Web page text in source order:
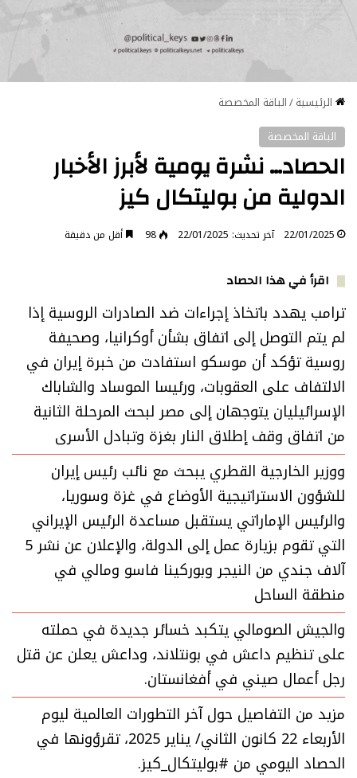
الرئيسية/الباقة المخصصة
الباقة المخصصة
الحصاد… نشرة يومية لأبرز الأخبار
الدولية من بوليتكال كيز
22/01/2025 آخر تحديث: 22/01/2025 98 أقل من دقيقة
اقرأ في هذا الحصاد
ترامب يهدد باتخاذ إجراءات ضد الصادرات الروسية إذا
لم يتم التوصل إلى اتفاق بشأن أوكرانيا، وصحيفة
روسية تؤكد أن موسكو استفادت من خبرة إيران في
الالتفاف على العقوبات، ورئيسا الموساد والشاباك
الإسرائيليان يتوجهان إلى مصر لبحث المرحلة الثانية
من اتفاق وقف إطلاق النار بغزة وتبادل الأسرى
ووزير الخارجية القطري يبحث مع نائب رئيس إيران
للشؤون الاستراتيجية الأوضاع في غزة وسوريا،
والرئيس الإماراتي يستقبل مساعدة الرئيس الإيراني
التي تقوم بزيارة عمل إلى الدولة، والإعلان عن نشر 5
آلاف جندي من النيجر وبوركينا فاسو ومالي في
منطقة الساحل
والجيش الصومالي يتكبد خسائر جديدة في حملته
على تنظيم داعش في بونتلاند، وداعش يعلن عن قتل
رجل أعمال صيني في أفغانستان.
مزيد من التفاصيل حول آخر التطورات العالمية ليوم
الأربعاء 22 كانون الثاني/ يناير 2025، تقرؤونها في
الحصاد اليومي من #بوليتكال_كيز.